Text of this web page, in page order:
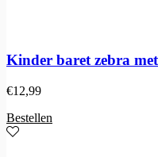
Kinder baret zebra
€12,99
Bestellen